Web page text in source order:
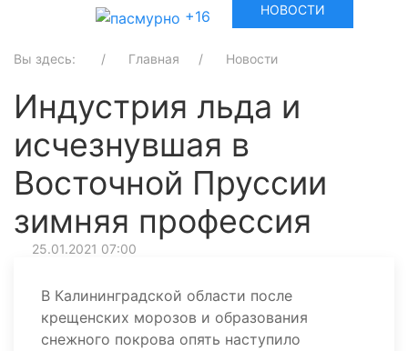
+16 НОВОСТИ
Вы здесь: Главная Новости
Индустрия льда и
исчезнувшая в
Восточной Пруссии
зимняя профессия
25.01.2021 07:00
В Калининградской области после
крещенских морозов и образования
снежного покрова опять наступило